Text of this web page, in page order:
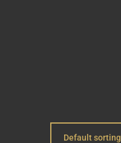
Default sorting